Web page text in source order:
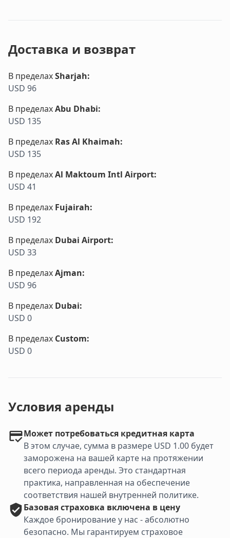
Доставка и возврат
В пределахSharjah:
USD 96
В пределахAbu Dhabi:
USD 135
В пределах Ras Al Khaimah:
USD 135
В пределахAl Maktoum Intl Airport:
USD 41
В пределах Fujairah:
USD 192
В пределах Dubai Airport:
USD 33
В пределахAjman:
USD 96
В пределах Dubai:
USD 0
В пределах Custom:
USD 0
Условия аренды
Может потребоваться кредитная карта
В этом случае, сумма в размере USD 1.00 будет
заморожена на вашей карте на протяжении
всего периода аренды. Это стандартная
практика, направленная на обеспечение
соответствия нашей внутренней политике.
Базоваястраховка включена в цену
Каждое бронирование у нас - абсолютно
безопасно. Мы гарантируем страховое